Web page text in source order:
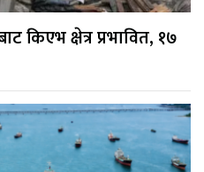
किएभ क्षेत्र प्रभावित, १७